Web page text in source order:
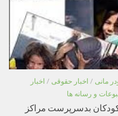
مانی / اخبار حقوقی / اخبار
و رسانه ها
اعلام شد؛ ۲۷ درصد کودکان بدسرپرست مراکز